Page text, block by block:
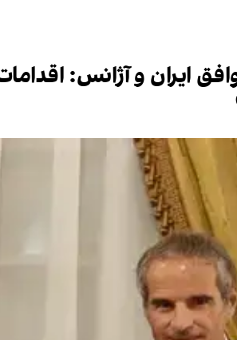
ایران و آژانس: